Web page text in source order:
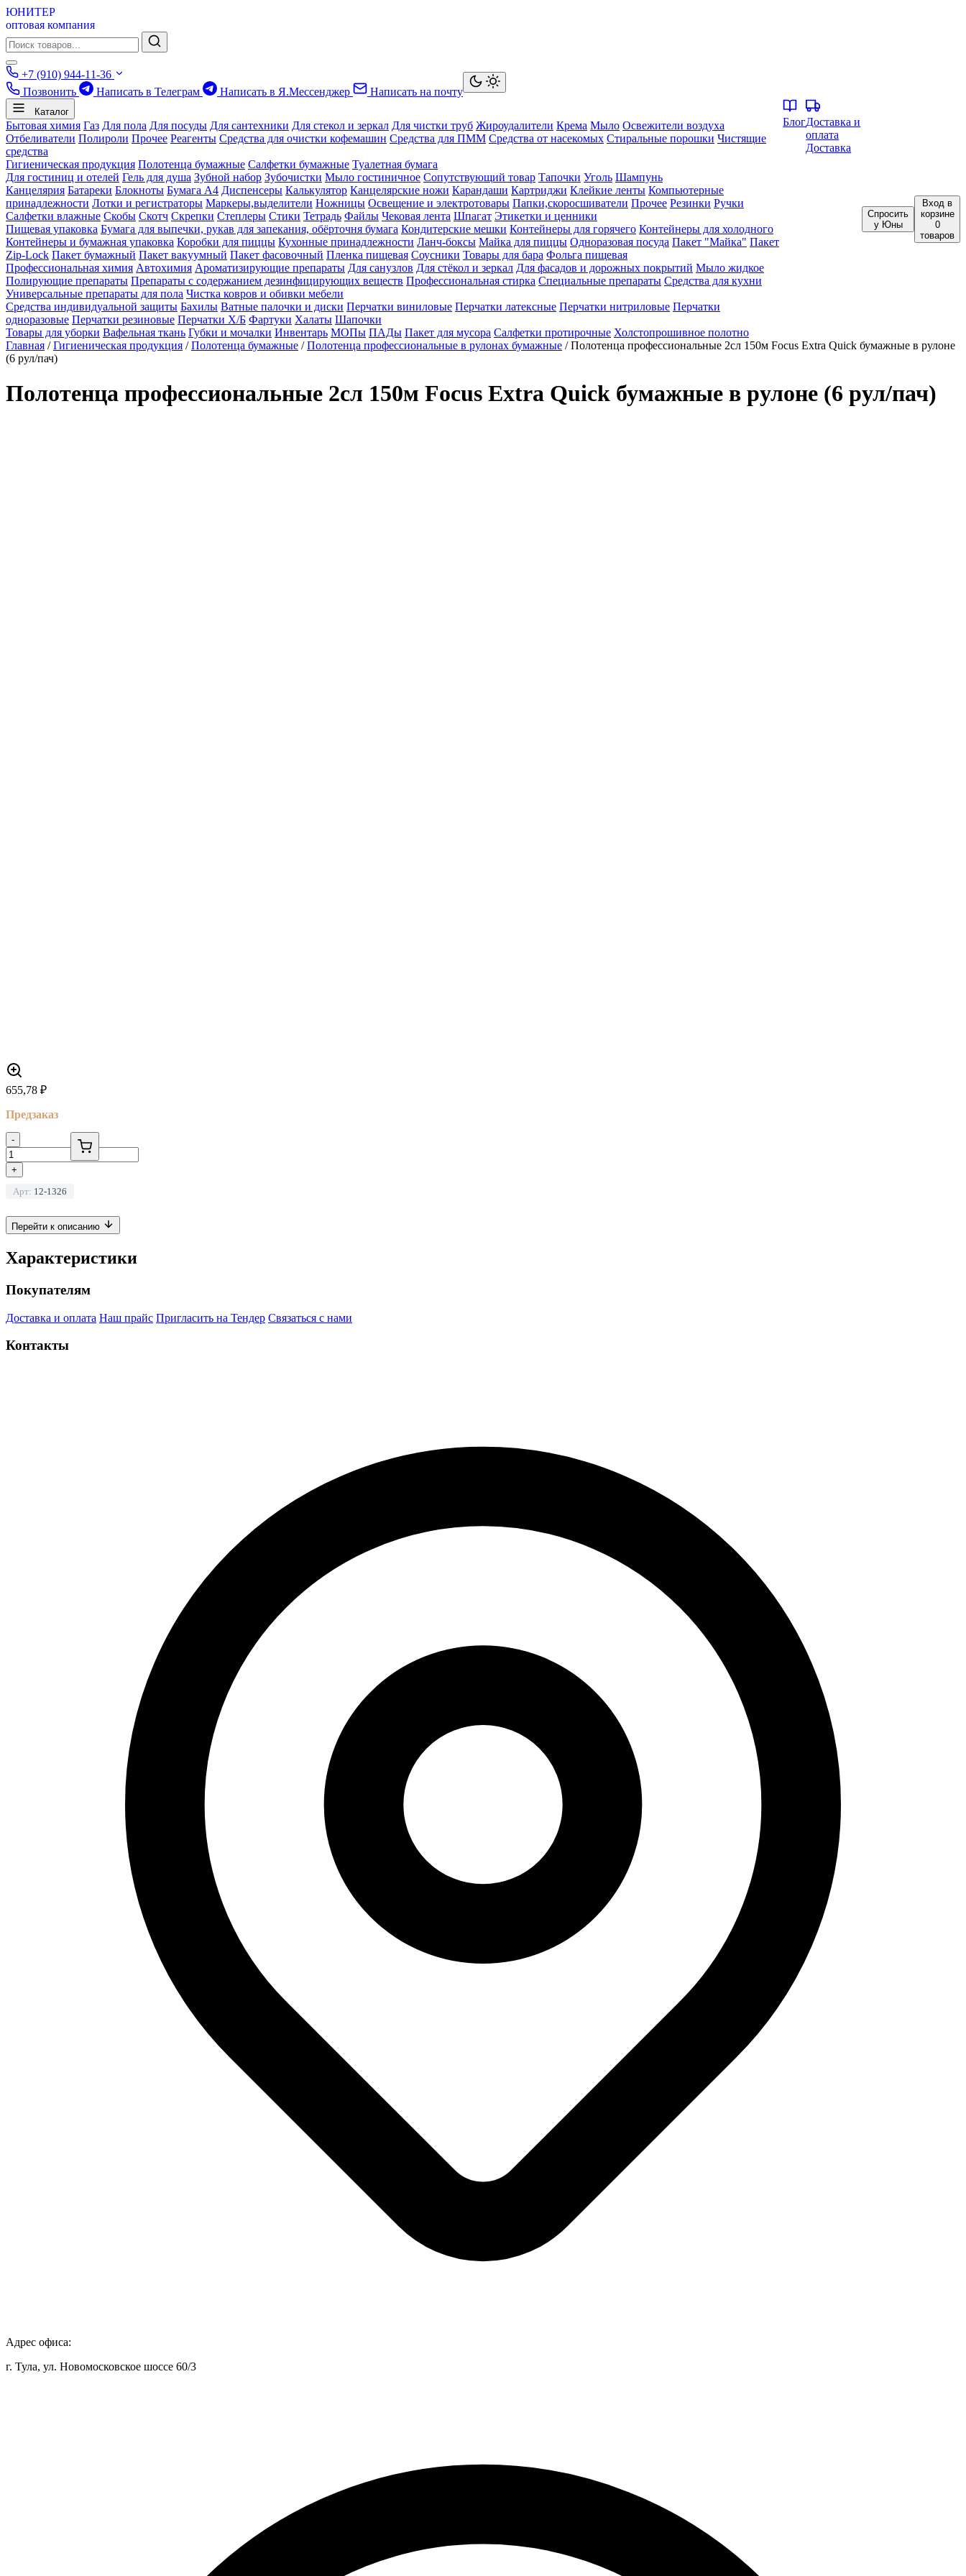
ЮНИТЕР
оптовая компания
+7 (910) 944-11-36
Позвонить
Написать в Телеграм Написать в Я.Мессенджер Написать на почту
Каталог
Бытовая химия Газ Для пола Для посуды Для сантехники Для стекол и зеркал Для чистки труб Жироудалители Крема Мыло Освежители воздуха
Отбеливатели Полироли Прочее Реагенты Средства для очистки кофемашин Средства для ПММ Средства от насекомых Стиральные порошки Чистящие
средства
Гигиеническая продукция Полотенца бумажные Салфетки бумажные Туалетная бумага
Для гостиниц и отелей Гель для душа Зубной набор Зубочистки Мыло гостиничное Сопутствующий товар Тапочки Уголь Шампунь
Канцелярия Батареки Блокноты Бумага А4 Диспенсеры Калькулятор Канцелярские ножи Карандаши Картриджи Клейкие ленты Компьютерные
принадлежности Лотки и регистраторы Маркеры,выделители Ножницы Освещение и электротовары Папки,скоросшиватели Прочее Резинки Ручки
Салфетки влажные Скобы Скотч Скрепки Степлеры Стики Тетрадь Файлы Чековая лента Шпагат Этикетки и ценники
Пищевая упаковка Бумага для выпечки, рукав для запекания, обёрточня бумага Кондитерские мешки Контейнеры для горячего Контейнеры для холодного
Контейнеры и бумажная упаковка Коробки для пиццы Кухонные принадлежности Ланч-боксы Майка для пиццы Одноразовая посуда Пакет "Майка" Пакет
Zip-Lock Пакет бумажный Пакет вакуумный Пакет фасовочный Пленка пищевая Соусники Товары для бара Фольга пищевая
Профессиональная химия Автохимия Ароматизирующие препараты Для санузлов Для стёкол и зеркал Для фасадов и дорожных покрытий Мыло жидкое
Полирующие препараты Препараты с содержанием дезинфицирующих веществ Профессиональная стирка Специальные препараты Средства для кухни
Универсальные препараты для пола Чистка ковров и обивки мебели
Средства индивидуальной защиты Бахилы Ватные палочки и диски Перчатки виниловые Перчатки латексные Перчатки нитриловые Перчатки
одноразовые Перчатки резиновые Перчатки Х/Б Фартуки Халаты Шапочки
Товары для уборки Вафельная ткань Губки и мочалки Инвентарь МОПы ПАДы Пакет для мусора Салфетки протирочные Холстопрошивное полотно
БлогДоставка и
оплата
Доставка
Спросить
у Юны
Вход в
корзине
0
товаров
Главная /Гигиеническая продукция /Полотенца бумажные /Полотенца профессиональные в рулонах бумажные / Полотенца профессиональные 2сл 150м Focus Extra Quick бумажные в рулоне
(6 рул/пач)
Полотенца профессиональные 2сл 150м Focus Extra Quick бумажные в рулоне (6 рул/пач)
655,78 ₽
Предзаказ
-
+
Арт: 12-1326
Перейти к описанию
Характеристики
Покупателям
Доставка и оплата Наш прайс Пригласить на Тендер Связаться с нами
Контакты
Адрес офиса:
г. Тула, ул. Новомосковское шоссе 60/3